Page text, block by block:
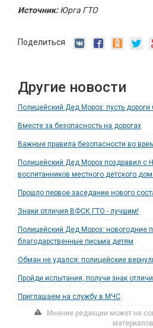
Источник:Юрга ГТО
Поделиться
Другие новости
Полицейский Дед Мороз: пусть дороги
Вместе за безопасность на дорогах
Важные правила безопасности во
Полицейский Дед Мороз поздравил с
воспитанников местного детского
Прошло первое заседание нового
Знаки отличия ВФСК ГТО - лучшим!
Полицейский Дед Мороз: новогодние
благодарственные письма детям
Обман не удался: полицейские
Пройди испытания, получи знак
Приглашаем на службу в МЧС
Мнение редакции может не